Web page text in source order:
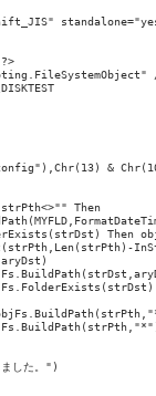
&
した。")